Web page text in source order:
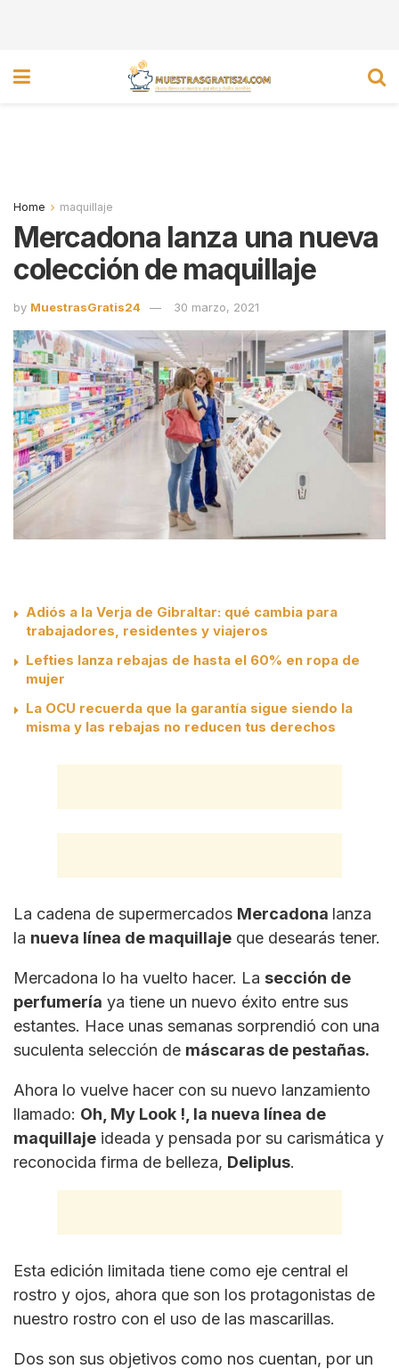
Home maquillaje
Mercadona lanza una nueva
colección de maquillaje
by MuestrasGratis24 30 marzo, 2021
Adiós a la Verja de Gibraltar: qué cambia para
trabajadores, residentes y viajeros
Lefties lanza rebajas de hasta el 60% en ropa de
mujer
La OCU recuerda que la garantía sigue siendo la
misma y las rebajas no reducen tus derechos
La cadena de supermercados Mercadona lanza
la nueva línea de maquillaje que desearás tener.
Mercadona lo ha vuelto hacer. La sección de
perfumería ya tiene un nuevo éxito entre sus
estantes. Hace unas semanas sorprendió con una
suculenta selección de máscaras de pestañas.
Ahora lo vuelve hacer con su nuevo lanzamiento
llamado: Oh, My Look !, la nueva línea de
maquillaje ideada y pensada por su carismática y
reconocida firma de belleza, Deliplus.
Esta edición limitada tiene como eje central el
rostro y ojos, ahora que son los protagonistas de
nuestro rostro con el uso de las mascarillas.
Dos son sus objetivos como nos cuentan, por un